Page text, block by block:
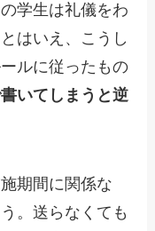
学生は礼儀をわ
はいえ、こうし
ルに従ったもの
いてしまうと逆
期間に関係な
。送らなくても